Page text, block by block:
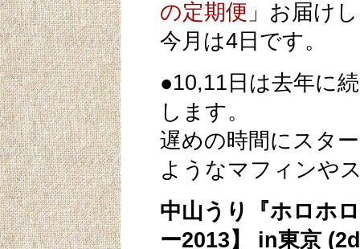
の定期便 」お届け
今月は4日です。
●10,11日は去年に
します。
遅めの時間にスタ
ようなマフィンや
中山うり『ホロホ
ー2013】 in東京